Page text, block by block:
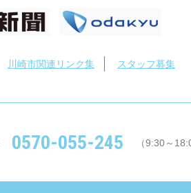
川崎市関連リンク集 スタッフ募集
0570-055-245 （9:30～